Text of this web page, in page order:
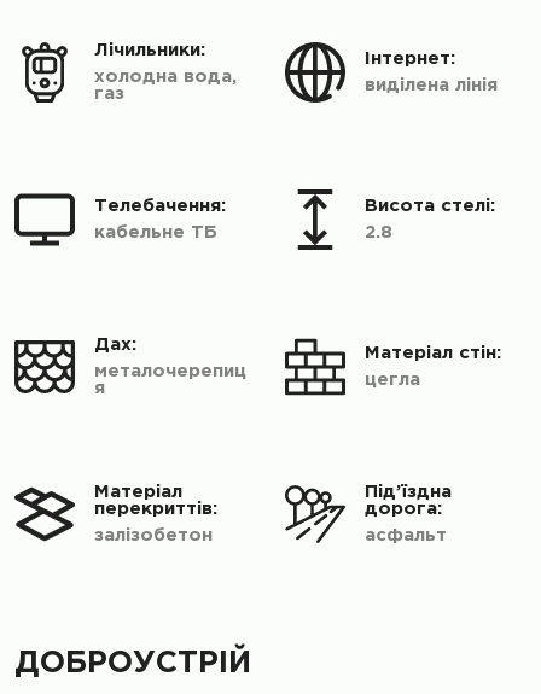
холодна вода,
газ
Лічильники:
виділена лінія
Інтернет:
кабельне ТБ
Телебачення:
2.8
Висота стелі:
металочерепиц
я
Дах:
цегла
Матеріал стін:
залізобетон
Матеріал
перекриттів:
асфальт
Під’їздна
дорога:
ДОБРОУСТРІЙ